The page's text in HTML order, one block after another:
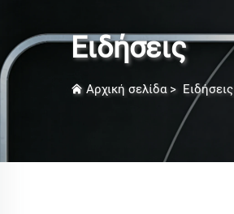
Ειδήσεις
Αρχική σελίδα> Ειδήσεις